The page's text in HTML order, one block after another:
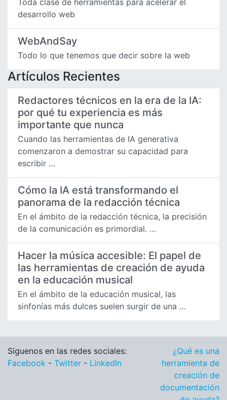
desarrollo web
WebAndSay
Todo lo que tenemos que decir sobre la web
Artículos Recientes
Redactores técnicos en la era de la IA:
por qué tu experiencia es más
importante que nunca
Cuando las herramientas de IA generativa
comenzaron a demostrar su capacidad para
escribir …
Cómo la IA está transformando el
panorama de la redacción técnica
En el ámbito de la redacción técnica, la precisión
de la comunicación es primordial. …
Hacer la música accesible: El papel de
las herramientas de creación de ayuda
en la educación musical
En el ámbito de la educación musical, las
sinfonías más dulces suelen surgir de una …
Síguenos en las redes sociales:
Facebook - Twitter - LinkedIn
¿Qué es una
herramienta de
creación de
documentación